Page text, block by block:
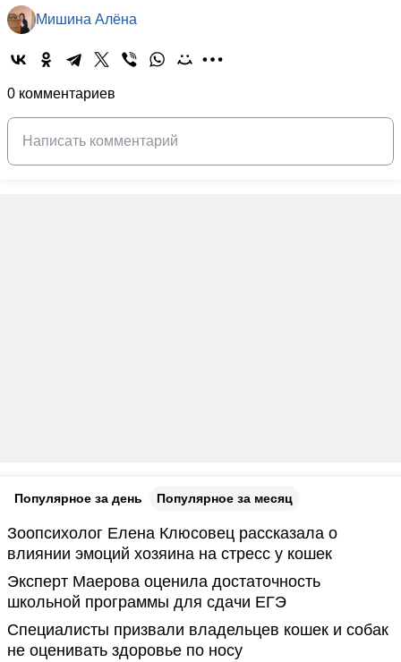
Мишина Алёна
0 комментариев
Популярное за день Популярное за месяц
Зоопсихолог Елена Клюсовец рассказала о
влиянии эмоций хозяина на стресс у кошек
Эксперт Маерова оценила достаточность
школьной программы для сдачи ЕГЭ
Специалисты призвали владельцев кошек и собак
не оценивать здоровье по носу